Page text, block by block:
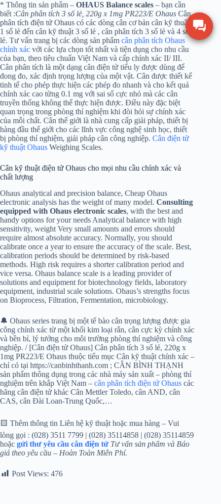
* Thông tin sản phẩm – OHAUS Balance scales – bạn cần
biết :Cân phân tích 3 số lẻ, 220g x 1mg PR223/E Ohaus Cân
phân tích điện tử Ohaus có các dòng cân cơ bản cân kỹ thuật
1 số lẻ đến cân kỹ thuật 3 số lẻ , cân phân tích 3 số lẻ và 4 số
lẻ. Tư vấn trang bị các dòng sản phẩm cân phân tích Ohaus
chính xác với các lựa chọn tốt nhất và tiện dụng cho nhu cầu
của bạn, theo tiêu chuẩn Việt Nam và cấp chính xác II/ III.
Cân phân tích là một dạng cân điện tử tiểu ly được dùng để
đong đo, xác định trọng lượng của một vật. Cân được thiết kế
tinh tế cho phép thực hiện các phép đo nhanh và cho kết quả
chính xác cao từng 0.1 mg với sai số cực nhỏ mà các cân
truyền thống không thể thực hiện được. Điều này đặc biệt
quan trọng trong phòng thí nghiệm khi đòi hỏi sự chính xác
của mỗi chất. Cân thế giới là nhà cung cấp giải pháp, thiết bị
hàng đầu thế giới cho các lĩnh vực công nghệ sinh học, thiết
bị phòng thí nghiệm, giải pháp cân công nghiệp. Cân điện tử
kỹ thuật Ohaus Weighing Scales.
Cân kỹ thuật điện tử Ohaus cho mọi nhu cầu chính xác và
chất lượng
Ohaus analytical and precision balance, Cheap Ohaus
electronic analysis has the weight of many model. Consulting
equipped with Ohaus electronic scales, with the best and
handy options for your needs Analytical balance with high
sensitivity, weight Very small amounts and errors should
require almost absolute accuracy. Normally, you should
calibrate once a year to ensure the accuracy of the scale. Best,
calibration periods should be determined by risk-based
methods. High risk requires a shorter calibration period and
vice versa. Ohaus balance scale is a leading provider of
solutions and equipment for biotechnology fields, laboratory
equipment, industrial scale solutions. Ohaus’s strengths focus
on Bioprocess, Filtration, Fermentation, microbiology.
🔔 Ohaus series trang bị một tế bào cân trọng lượng được gia
công chính xác từ một khối kim loại rắn, cân cực kỳ chính xác
và bền bỉ, lý tưởng cho môi trường phòng thí nghiệm và công
nghiệp. / [Cân điện tử Ohaus] Cân phân tích 3 số lẻ, 220g x
1mg PR223/E Ohaus thuộc tiểu mục Cân kỹ thuật chính xác –
chỉ có tại https://canbinhthanh.com ; CÂN BÌNH THẠNH
sản phẩm thông dụng trong các nhà máy sản xuất – phòng thí
nghiệm trên khắp Việt Nam – cân phân tích điện tử Ohaus các
hãng cân điện tử khác Cân Mettler Toledo, cân AND, cân
CAS, cân Đài Loan-Trung Quốc,…
🟨 Thêm thông tin Liên hệ kỹ thuật hoặc mua hàng – Vui
lòng gọi : (028) 3511 7799 | (028) 35114858 | (028) 35114859
hoặc gửi thư yêu cầu cân điện tử Tư vấn sản phẩm và Báo
giá theo yêu cầu – Hoàn Toàn Miễn Phí.
Post Views: 476